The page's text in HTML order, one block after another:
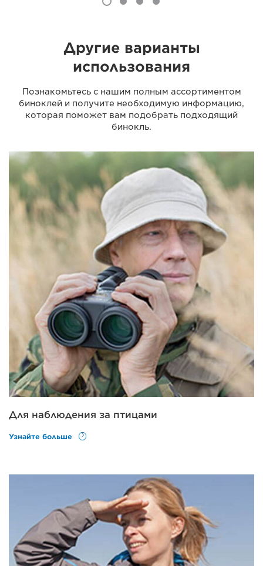
Другие варианты
использования
Познакомьтесь с нашим полным ассортиментом
биноклей и получите необходимую информацию,
которая поможет вам подобрать подходящий
бинокль.
Для наблюдения за птицами
Узнайте больше